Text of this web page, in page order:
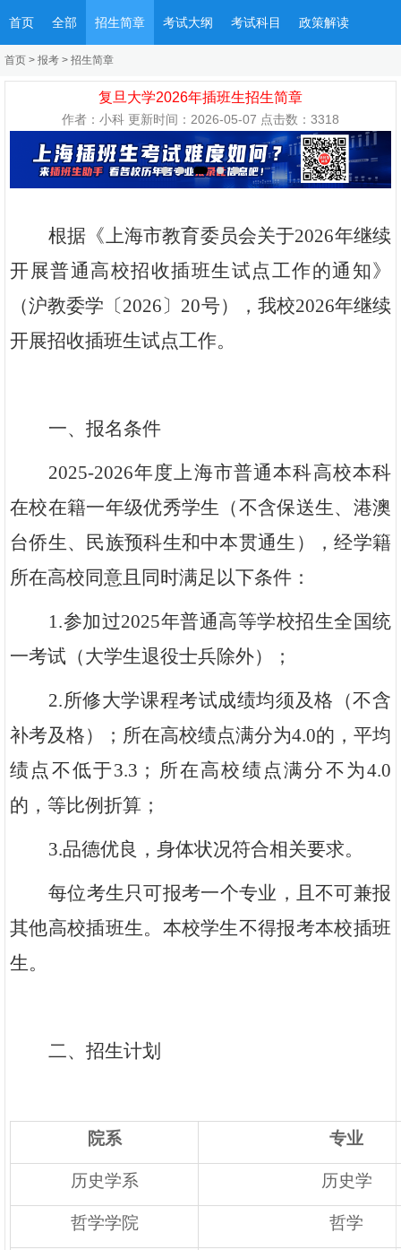
首页 全部 招生简章 考试大纲 考试科目 政策解读
首页 > 报考 > 招生简章
复旦大学2026年插班生招生简章
作者：小科 更新时间：2026-05-07 点击数： 3318
根据《上海市教育委员会关于2026年继续
开展普通高校招收插班生试点工作的通知》
（沪教委学〔2026〕20号），我校2026年继续
开展招收插班生试点工作。
一、报名条件
2025-2026年度上海市普通本科高校本科
在校在籍一年级优秀学生（不含保送生、港澳
台侨生、民族预科生和中本贯通生），经学籍
所在高校同意且同时满足以下条件：
1.参加过2025年普通高等学校招生全国统
一考试（大学生退役士兵除外）；
2.所修大学课程考试成绩均须及格（不含
补考及格）；所在高校绩点满分为4.0的，平均
绩点不低于3.3；所在高校绩点满分不为4.0
的，等比例折算；
3.品德优良，身体状况符合相关要求。
每位考生只可报考一个专业，且不可兼报
其他高校插班生。本校学生不得报考本校插班
生。
二、招生计划
院系 专业
历史学系 历史学
哲学学院 哲学